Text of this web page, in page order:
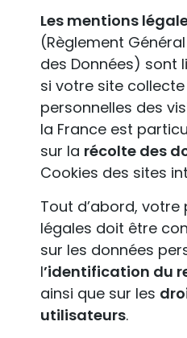
Les mentions
(Règlement
des Données) sont
si votre site
personnelles des
la France est
sur la récolte des
Cookies des sites
Tout d’abord,
légales doit être
sur les données
l’identification du
ainsi que sur les
utilisateurs.